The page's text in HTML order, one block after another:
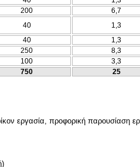
200 6,7
40 1,3
40
1,3
250 8,3
100 3,3
750 25
εργασία, προφορική παρουσίαση
)